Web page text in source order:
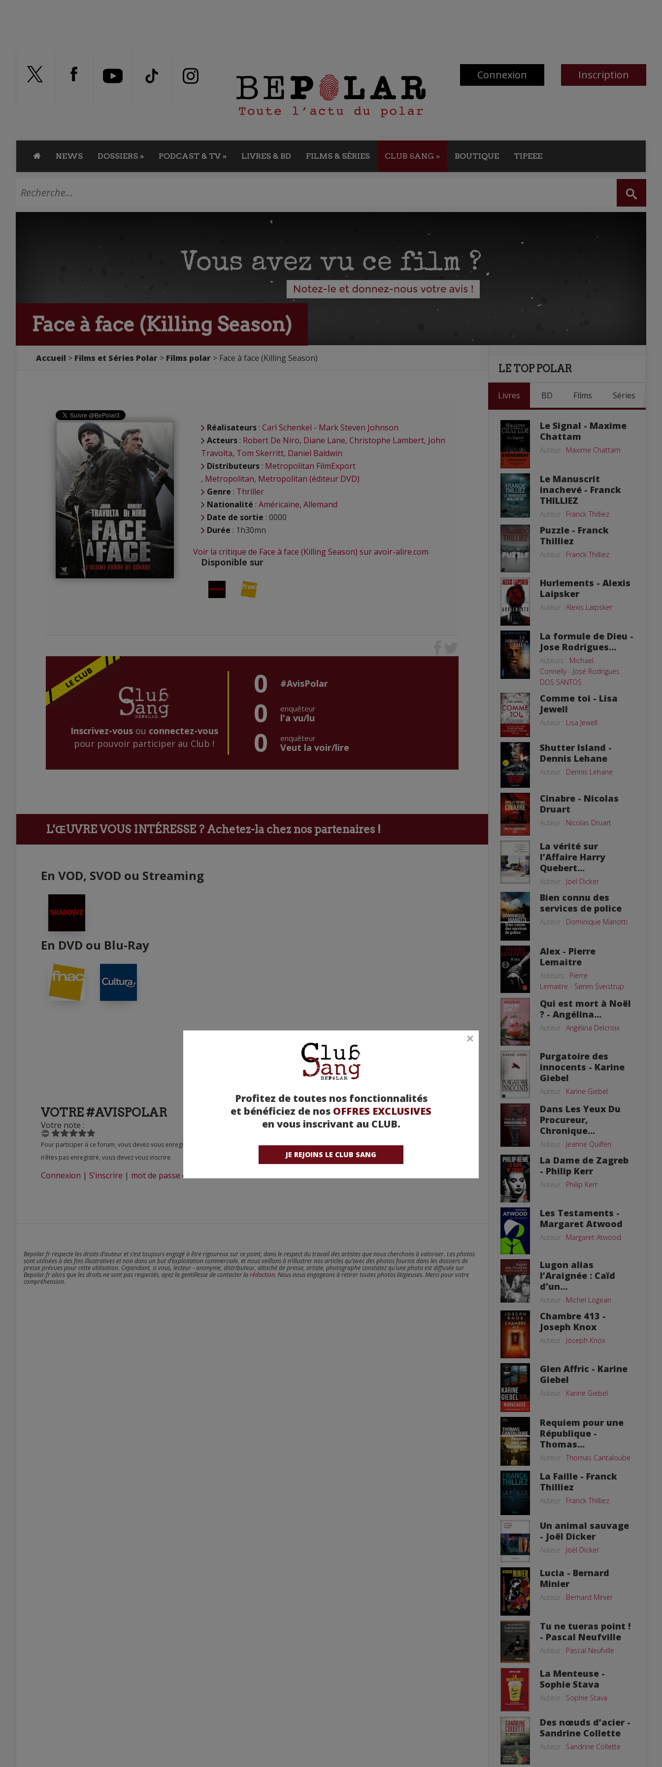
Connexion Inscription
NEWS DOSSIERS » PODCAST & TV » LIVRES & BD FILMS & SÉRIES CLUB SANG » BOUTIQUE TIPEEE
Profitez de toutes nos fonctionnalités
et bénéficiez de nos OFFRES EXCLUSIVES
en vous inscrivant au CLUB.
JE REJOINS LE CLUB SANG
Face à face (Killing Season)
Accueil Films et Séries Polar Films polar Face à face (Killing Season)
Réalisateurs : Carl Schenkel - Mark Steven Johnson
Acteurs : Robert De Niro, Diane Lane, Christophe Lambert, John
Travolta, Tom Skerritt, Daniel Baldwin
Distributeurs : Metropolitan FilmExport
, Metropolitan, Metropolitan (éditeur DVD)
Genre : Thriller
Nationalité : Américaine, Allemand
Date de sortie : 0000
Durée : 1h30mn
Voir la critique de Face à face (Killing Season) sur avoir-alire.com
Disponible sur
Inscrivez-vousou connectez-vous
pour pouvoir participer au Club !
0 #AvisPolar
0 enquêteur
l'a vu/lu
0 enquêteur
Veut la voir/lire
L'ŒUVRE VOUS INTÉRESSE ? Achetez-la chez nos partenaires !
En VOD, SVOD ou Streaming
En DVD ou Blu-Ray
VOTRE #AVISPOLAR
Votre note :
Pour participer à ce forum, vous devez vous enregistrer au préalable. Merci d’indiquer ci-dessous l’identifiant personnel qui vous a été fourni. Si vous
n’êtes pas enregistré, vous devez vous inscrire.
Connexion | S’inscrire | mot de passe oublié ?
Bepolar.fr respecte les droits d’auteur et s’est toujours engagé à être rigoureux sur ce point, dans le respect du travail des artistes que nous cherchons à valoriser. Les photos
sont utilisées à des fins illustratives et non dans un but d’exploitation commerciale. et nous veillons à n’illustrer nos articles qu’avec des photos fournis dans les dossiers de
presse prévues pour cette utilisation. Cependant, si vous, lecteur - anonyme, distributeur, attaché de presse, artiste, photographe constatez qu’une photo est diffusée sur
Bepolar.fr alors que les droits ne sont pas respectés, ayez la gentillesse de contacter larédaction. Nous nous engageons à retirer toutes photos litigieuses. Merci pour votre
compréhension.
LE TOP POLAR
Livres BD Films Séries
Le Signal - Maxime
Chattam
Auteur : Maxime Chattam
Le Manuscrit
inachevé - Franck
THILLIEZ
Auteur : Franck Thilliez
Puzzle - Franck
Thilliez
Auteur : Franck Thilliez
Hurlements - Alexis
Laipsker
Auteur : Alexis Laipsker
La formule de Dieu -
Jose Rodrigues...
Auteurs : Michael
Connelly- José Rodrigues
DOS SANTOS
Comme toi - Lisa
Jewell
Auteur : Lisa Jewell
Shutter Island -
Dennis Lehane
Auteur : Dennis Lehane
Cinabre - Nicolas
Druart
Auteur : Nicolas Druart
La vérité sur
l’Affaire Harry
Quebert...
Auteur : Joël Dicker
Bien connu des
services de police
Auteur : Dominique Manotti
Alex - Pierre
Lemaitre
Auteurs : Pierre
Lemaitre - Søren Sveistrup
Qui est mort à Noël
? - Angélina...
Auteur : Angélina Delcroix
Purgatoire des
innocents - Karine
Giebel
Auteur : Karine Giebel
Dans Les Yeux Du
Procureur,
Chronique...
Auteur : Jeanne Quilfen
La Dame de Zagreb
- Philip Kerr
Auteur : Philip Kerr
Les Testaments -
Margaret Atwood
Auteur : Margaret Atwood
Lugon alias
l’Araignée : Caïd
d’un...
Auteur : Michel Logean
Chambre 413 -
Joseph Knox
Auteur : Joseph Knox
Glen Affric - Karine
Giebel
Auteur : Karine Giebel
Requiem pour une
République -
Thomas...
Auteur : Thomas Cantaloube
La Faille - Franck
Thilliez
Auteur : Franck Thilliez
Un animal sauvage
- Joël Dicker
Auteur : Joël Dicker
Lucia - Bernard
Minier
Auteur : Bernard Minier
Tu ne tueras point !
- Pascal Neufville
Auteur : Pascal Neufville
La Menteuse -
Sophie Stava
Auteur : Sophie Stava
Des nœuds d’acier -
Sandrine Collette
Auteur : Sandrine Collette